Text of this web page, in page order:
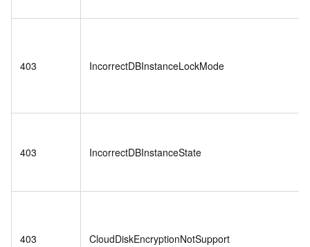
403 IncorrectDBInstanceLockMode
403 IncorrectDBInstanceState
403 CloudDiskEncryptionNotSupport